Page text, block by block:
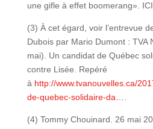
une gifle à effet boomerang».
(3) À cet égard, voir l’entrevue
Dubois par Mario Dumont : TVA
mai). Un candidat de Québec
contre Lisée. Repéré
à http://www.tvanouvelles.ca/
de-quebec-solidaire-da…
(4) Tommy Chouinard. 26 mai